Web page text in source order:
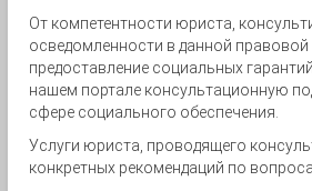
От компетентности юриста,
осведомленности в данной
предоставление социальных
нашем портале консультационную
сфере социального обеспечения.
Услуги юриста, проводящего
конкретных рекомендаций по